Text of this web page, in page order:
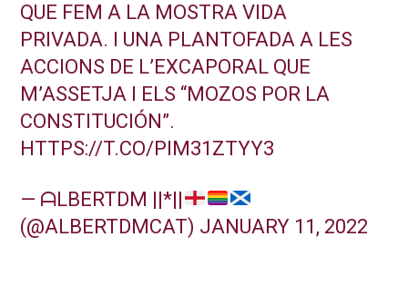
QUE FEM A LA MOSTRA VIDA
PRIVADA. I UNA PLANTOFADA A LES
ACCIONS DE L’EXCAPORAL QUE
M’ASSETJA I ELS “MOZOS POR LA
CONSTITUCIÓN”.
HTTPS://T.CO/PIM31ZTYY3
— ᗩLBERTDM ||*||
(@ALBERTDMCAT) JANUARY 11, 2022